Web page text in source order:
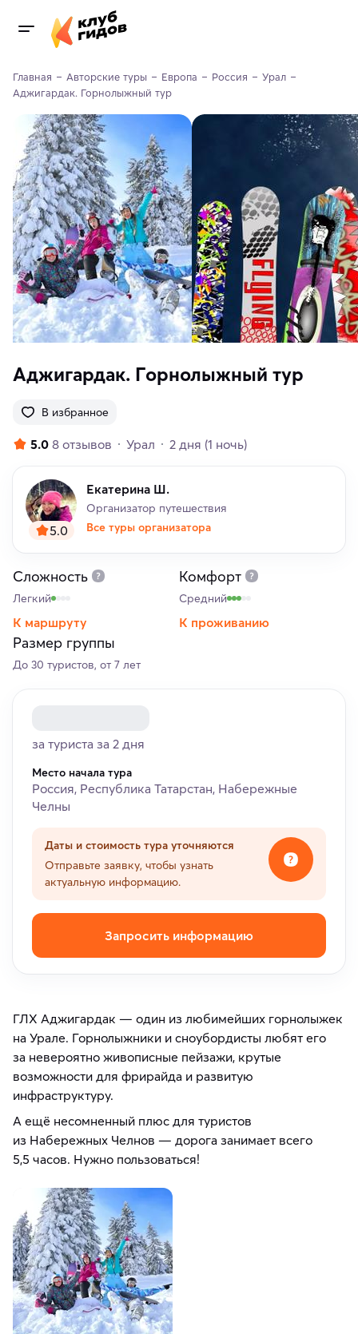
Главная Авторские туры Европа Россия
Урал
Аджигардак. Горнолыжный тур
Аджигардак. Горнолыжный тур
В избранное
5.0 8 отзывов Урал 2 дня (1 ночь)
5.0
Екатерина Ш.
Организатор путешествия
Все туры организатора
Сложность
Легкий
К маршруту
Комфорт
Средний
К проживанию
Размер группы
До 30 туристов, от 7 лет
за туриста за 2 дня
Место начала тура
Россия, Республика Татарстан, Набережные
Челны
Даты и стоимость тура уточняются
Отправьте заявку, чтобы узнать
актуальную информацию.
Запросить информацию
ГЛХ Аджигардак — один из любимейших горнолыжек
на Урале. Горнолыжники и сноубордисты любят его
за невероятно живописные пейзажи, крутые
возможности для фрирайда и развитую
инфраструктуру.
А ещё несомненный плюс для туристов
из Набережных Челнов — дорога занимает всего
5,5 часов. Нужно пользоваться!